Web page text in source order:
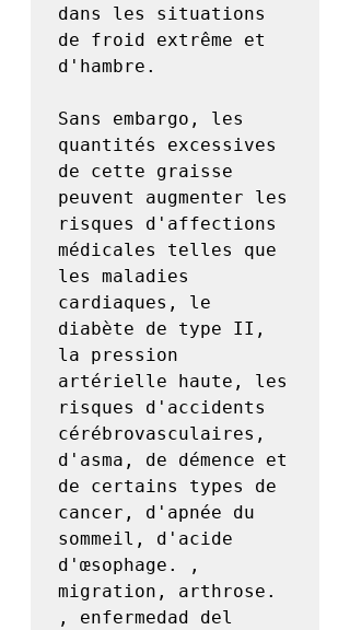
dans les situations
de froid extrême et
d'hambre.
Sans embargo, les
quantités excessives
de cette graisse
peuvent augmenter les
risques d'affections
médicales telles que
les maladies
cardiaques, le
diabète de type II,
la pression
artérielle haute, les
risques d'accidents
cérébrovasculaires,
d'asma, de démence et
de certains types de
cancer, d'apnée du
sommeil, d'acide
d'œsophage. ,
migration, arthrose.
, enfermedad del